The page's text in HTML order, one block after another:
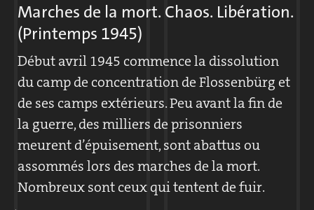
Lettre de Hans Halboth avec un croquis du camp de
concentration, 16 avril 1944
Marches de la mort. Chaos. Libération.
(Printemps 1945)
Début avril 1945 commence la dissolution
du camp de concentration de Flossenbürg et
de ses camps extérieurs. Peu avant la fin de
la guerre, des milliers de prisonniers
meurent d’épuisement, sont abattus ou
assommés lors des marches de la mort.
Nombreux sont ceux qui tentent de fuir.